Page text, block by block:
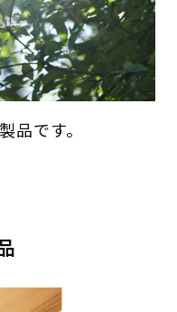
品です。